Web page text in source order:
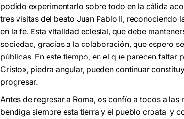
podido experimentarlo sobre todo en la cálida
tres visitas del beato Juan Pablo II, reconociendo
en la fe. Esta vitalidad eclesial, que debe
sociedad, gracias a la colaboración, que espero
públicas. En este tiempo, en el que parecen
Cristo», piedra angular, pueden continuar
progresar.
Antes de regresar a Roma, os confío a todos a
bendiga siempre esta tierra y el pueblo croata, y